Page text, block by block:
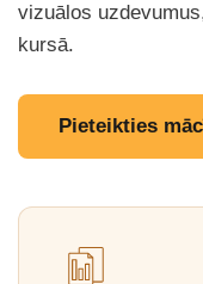
vizuālos
kursā.
Pieteikties